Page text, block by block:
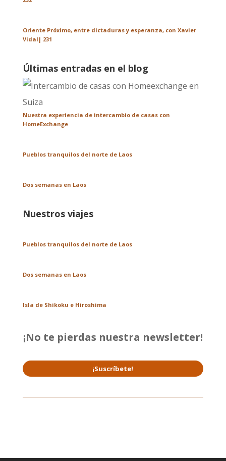
Oriente Próximo, entre dictaduras y esperanza, con Xavier
Vidal| 231
Últimas entradas en el blog
Nuestra experiencia de intercambio de casas con
HomeExchange
Pueblos tranquilos del norte de Laos
Dos semanas en Laos
Nuestros viajes
Pueblos tranquilos del norte de Laos
Dos semanas en Laos
Isla de Shikoku e Hiroshima
¡No te pierdas nuestra newsletter!
¡Suscríbete!